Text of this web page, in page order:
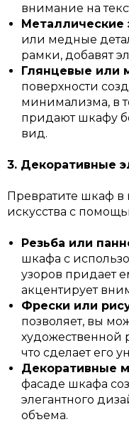
внимание на
Металлические
или медные
рамки, добавят
Глянцевые или
поверхности
минимализма, в
придают шкафу
вид.
3. Декоративные
Превратите шкаф в
искусства с
Резьба или
шкафа с
узоров придает
акцентирует
Фрески или
позволяет, вы
художественной
что сделает его
Декоративные
фасаде шкафа
элегантного
объема.